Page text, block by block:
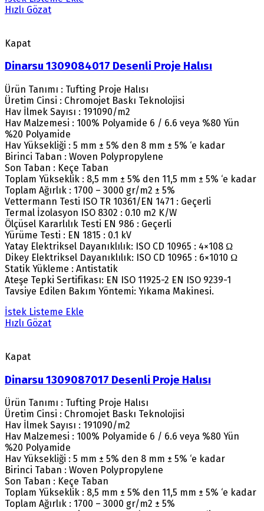
Hızlı Gözat
Kapat
Dinarsu 1309084017 Desenli Proje Halısı
Ürün Tanımı : Tufting Proje Halısı
Üretim Cinsi : Chromojet Baskı Teknolojisi
Hav İlmek Sayısı : 191090/m2
Hav Malzemesi : 100% Polyamide 6 / 6.6 veya %80 Yün
%20 Polyamide
Hav Yüksekliği : 5 mm ± 5% den 8 mm ± 5% ‘e kadar
Birinci Taban : Woven Polypropylene
Son Taban : Keçe Taban
Toplam Yükseklik : 8,5 mm ± 5% den 11,5 mm ± 5% ‘e kadar
Toplam Ağırlık : 1700 – 3000 gr/m2 ± 5%
Vettermann Testi ISO TR 10361/EN 1471 : Geçerli
Termal İzolasyon ISO 8302 : 0.10 m2 K/W
Ölçüsel Kararlılık Testi EN 986 : Geçerli
Yürüme Testi : EN 1815 : 0.1 kV
Yatay Elektriksel Dayanıklılık: ISO CD 10965 : 4×108 Ω
Dikey Elektriksel Dayanıklılık: ISO CD 10965 : 6×1010 Ω
Statik Yükleme : Antistatik
Ateşe Tepki Sertifikası: EN ISO 11925-2 EN ISO 9239-1
Tavsiye Edilen Bakım Yöntemi: Yıkama Makinesi.
İstek Listeme Ekle
Hızlı Gözat
Kapat
Dinarsu 1309087017 Desenli Proje Halısı
Ürün Tanımı : Tufting Proje Halısı
Üretim Cinsi : Chromojet Baskı Teknolojisi
Hav İlmek Sayısı : 191090/m2
Hav Malzemesi : 100% Polyamide 6 / 6.6 veya %80 Yün
%20 Polyamide
Hav Yüksekliği : 5 mm ± 5% den 8 mm ± 5% ‘e kadar
Birinci Taban : Woven Polypropylene
Son Taban : Keçe Taban
Toplam Yükseklik : 8,5 mm ± 5% den 11,5 mm ± 5% ‘e kadar
Toplam Ağırlık : 1700 – 3000 gr/m2 ± 5%